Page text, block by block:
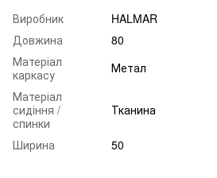
Виробник
HALMAR
Довжина
80
Матеріал
каркасу
Метал
Матеріал
сидіння /
спинки
Тканина
Ширина 50